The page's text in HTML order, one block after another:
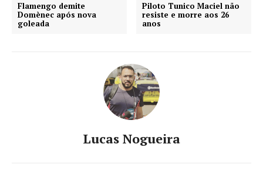
Flamengo demite
Domènec após nova
goleada
Piloto Tunico Maciel não
resiste e morre aos 26
anos
Lucas Nogueira